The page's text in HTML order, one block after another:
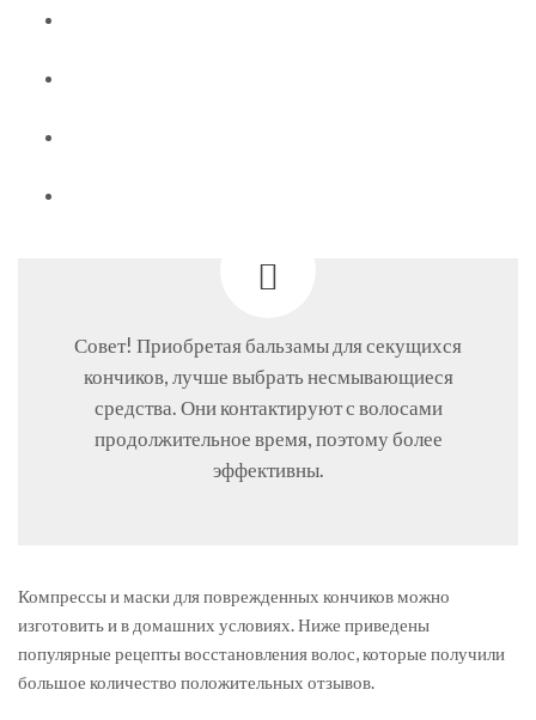
Совет! Приобретая бальзамы для секущихся
кончиков, лучше выбрать несмывающиеся
средства. Они контактируют с волосами
продолжительное время, поэтому более
эффективны.
Компрессы и маски для поврежденных кончиков можно
изготовить и в домашних условиях. Ниже приведены
популярные рецепты восстановления волос, которые получили
большое количество положительных отзывов.